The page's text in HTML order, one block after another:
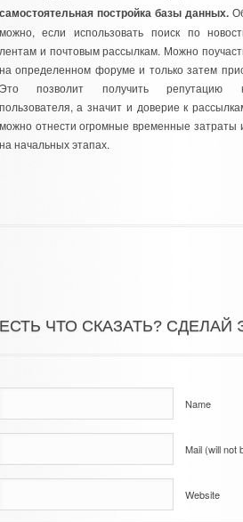
постройка базы данных.
если использовать поиск по
и почтовым рассылкам. Можно
определенном форуме и только затем
позволит получить репутацию
а значит и доверие к
отнести огромные временные затраты
начальных этапах.
ЧТО СКАЗАТЬ? СДЕЛАЙ
Name
Mail (will not
Website